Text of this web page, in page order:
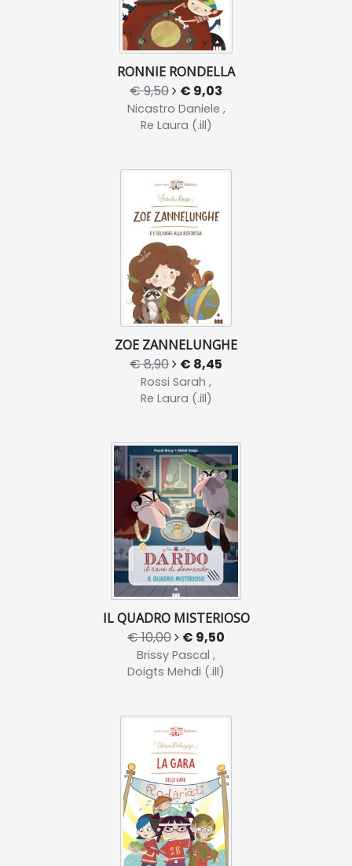
RONNIE RONDELLA
€ 9,50 € 9,03
Nicastro Daniele ,
Re Laura (.ill)
ZOE ZANNELUNGHE
€ 8,90 € 8,45
Rossi Sarah ,
Re Laura (.ill)
IL QUADRO MISTERIOSO
€ 10,00 € 9,50
Brissy Pascal ,
Doigts Mehdi (.ill)